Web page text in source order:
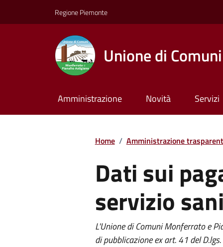
Regione Piemonte
Unione di
Amministrazione Novità Servizi
Home / Amministrazione
Dati sui
servizio
L'Unione di Comuni Monferrato e
di pubblicazione ex art. 41 del